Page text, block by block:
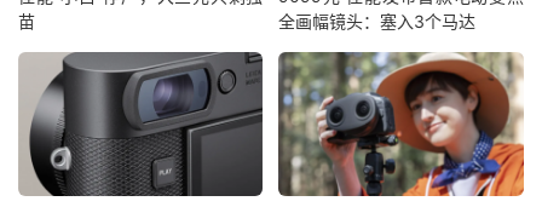
苗
全画幅镜头：塞入3个马达